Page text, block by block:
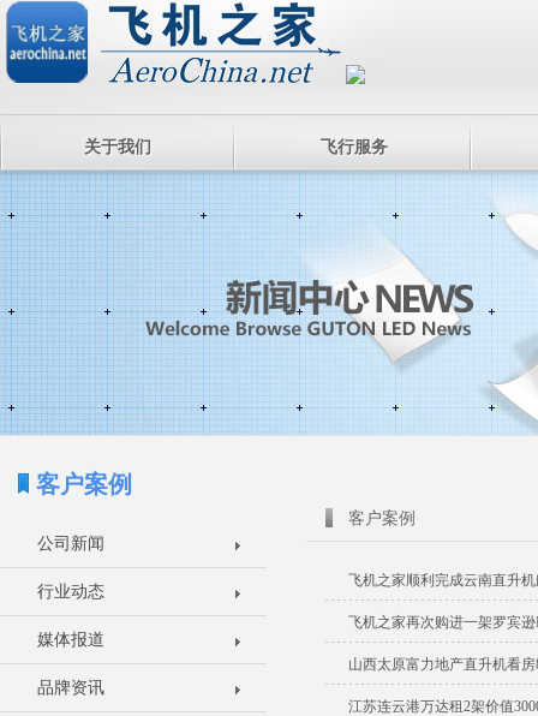
关于我们 飞行服务
客户案例
公司新闻
行业动态
媒体报道
品牌资讯
客户案例
飞机之家顺利完成云南直升
飞机之家再次购进一架罗宾逊
山西太原富力地产直升机看
江苏连云港万达租2架价值